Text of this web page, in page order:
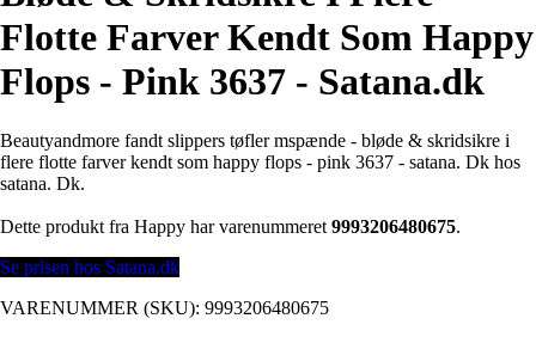
Flotte Farver Kendt Som Happy
Flops - Pink 3637 - Satana.dk
Beautyandmore fandt slippers tøfler mspænde - bløde & skridsikre i
flere flotte farver kendt som happy flops - pink 3637 - satana. Dk hos
satana. Dk.
Dette produkt fra Happy har varenummeret 9993206480675.
Se prisen hos Satana.dk
VARENUMMER (SKU): 9993206480675